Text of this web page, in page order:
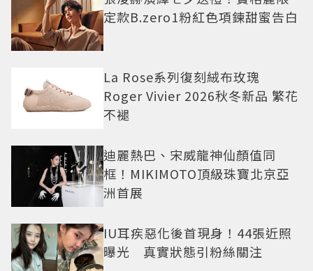
定款B.zero1粉紅色項鍊甜蜜告白
La Rose系列復刻絨布玫瑰
Roger Vivier 2026秋冬新品 繁花
不褪
迪麗熱巴、宋威龍神仙顏值同
框！MIKIMOTO頂級珠寶北京亞
洲首展
IU耳疾惡化後首現身！44張近照
曝光 真實狀態引粉絲關注